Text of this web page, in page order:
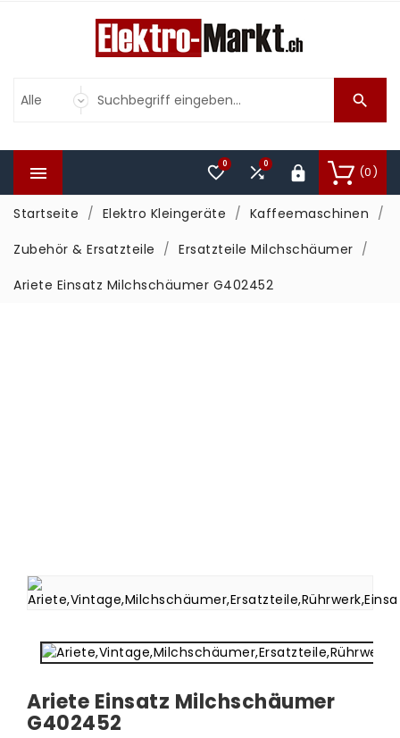

 (0)

0
0
Startseite Elektro Kleingeräte
Kaffeemaschinen
Zubehör & Ersatzteile
Ersatzteile Milchschäumer
Ariete Einsatz Milchschäumer G402452
Ariete Einsatz Milchschäumer
G402452